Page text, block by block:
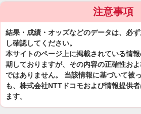
注意事項
結果・成績・オッズなどのデータは、必
し確認してください。
本サイトのページ上に掲載されている情
期しておりますが、その内容の正確性お
ではありません。 当該情報に基づいて被
も、株式会社NTTドコモおよび情報提供
ます。